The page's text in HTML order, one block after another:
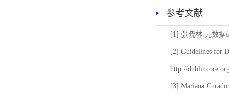
参考文献
[1] 张晓林.元数据
[2] Guidelines for
http://
[3] Mariana